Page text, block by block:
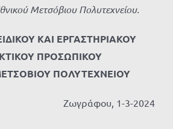
Μετσόβιου Πολυτεχνείου.
ΚΑΙ ΕΡΓΑΣΤΗΡΙΑΚΟΥ
ΠΡΟΣΩΠΙΚΟΥ
ΠΟΛΥΤΕΧΝΕΙΟΥ
Ζωγράφου, 1-3-2024